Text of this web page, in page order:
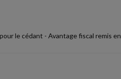
le cédant - Avantage fiscal remis en